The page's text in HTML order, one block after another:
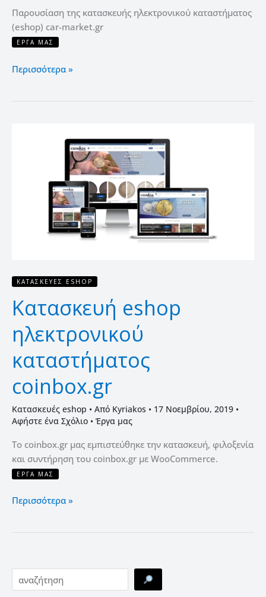
Παρουσίαση της κατασκευής ηλεκτρονικού καταστήματος
(eshop) car-market.gr
ΈΡΓΑ ΜΑΣ
Περισσότερα »
ΚΑΤΑΣΚΕΥΈΣ ESHOP
Κατασκευή eshop
ηλεκτρονικού
καταστήματος
coinbox.gr
Κατασκευές eshop • Από Kyriakos • 17 Νοεμβρίου, 2019 •
Αφήστε ένα Σχόλιο • Έργα μας
To coinbox.gr μας εμπιστεύθηκε την κατασκευή, φιλοξενία
και συντήρηση του coinbox.gr με WooCommerce.
ΈΡΓΑ ΜΑΣ
καταστήματος
coinbox.gr
Περισσότερα »